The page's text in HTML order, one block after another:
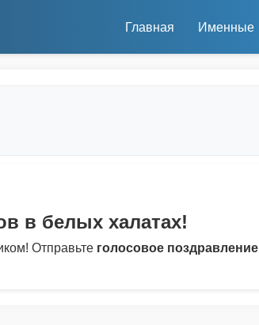
Главная Именные
в белых халатах!
Отправьте голосовое поздравление